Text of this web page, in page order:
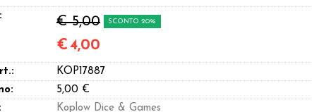
Password:
€ 5,00 SCONTO 20%
€4,00
KOP17887
5,00 €
Koplow Dice & Games